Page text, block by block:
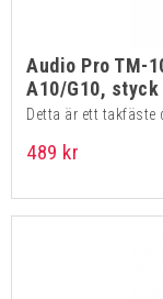
Audio Pro TM-
A10/G10, styck
Detta är ett takfäste
489 kr